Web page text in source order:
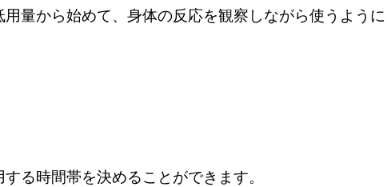
量から始めて、身体の反応を観察しながら使うように
る時間帯を決めることができます。